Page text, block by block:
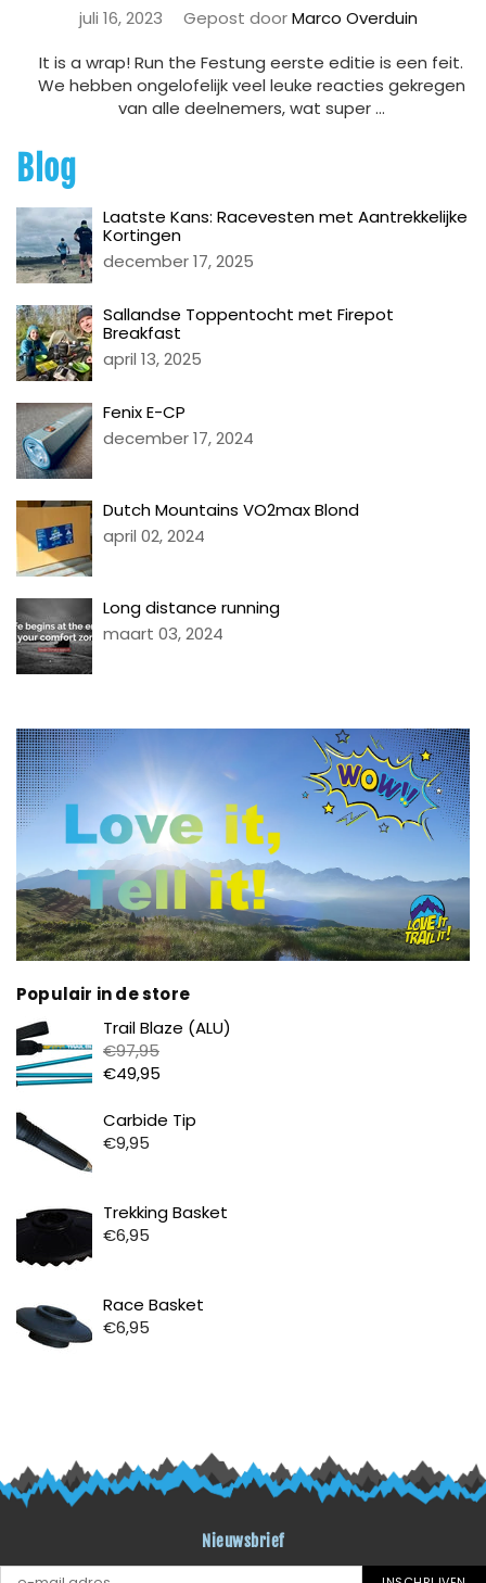
juli 16, 2023 Gepost doorMarco Overduin
It is a wrap! Run the Festung eerste editie is een feit.
We hebben ongelofelijk veel leuke reacties gekregen
van alle deelnemers, wat super ...
Blog
Laatste Kans: Racevesten met Aantrekkelijke
Kortingen
december 17, 2025
Sallandse Toppentocht met Firepot
Breakfast
april 13, 2025
Fenix E-CP
december 17, 2024
Dutch Mountains VO2max Blond
april 02, 2024
Long distance running
maart 03, 2024
Populair in de store
Trail Blaze (ALU)
€97,95
€49,95
Carbide Tip
€9,95
Trekking Basket
€6,95
Race Basket
€6,95
Nieuwsbrief